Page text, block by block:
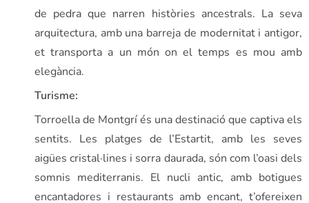
de pedra que narren històries ancestrals. La seva
arquitectura, amb una barreja de modernitat i antigor,
et transporta a un món on el temps es mou amb
elegància.
Turisme:
Torroella de Montgrí és una destinació que captiva els
sentits. Les platges de l’Estartit, amb les seves
aigües cristal·lines i sorra daurada, són com l’oasi dels
somnis mediterranis. El nucli antic, amb botigues
encantadores i restaurants amb encant, t’ofereixen